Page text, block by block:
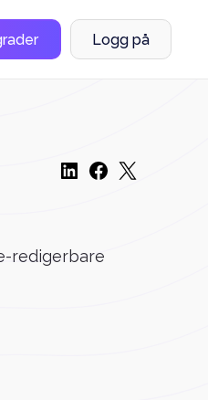
Logg på
redigerbare